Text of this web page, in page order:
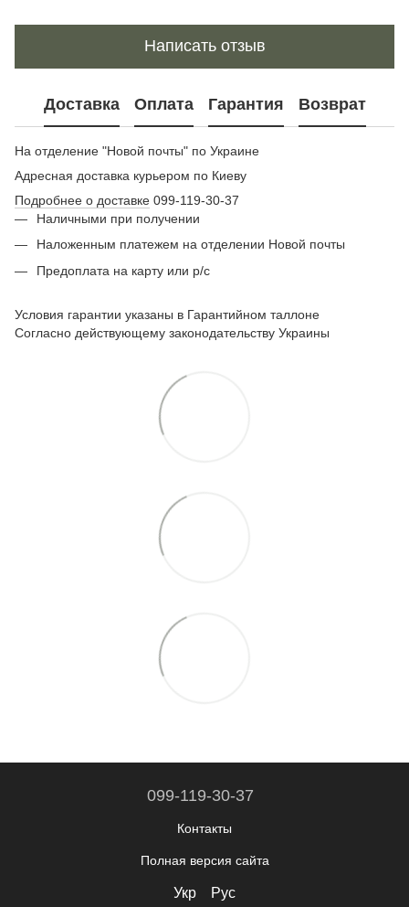
Написать отзыв
Доставка Оплата Гарантия Возврат
На отделение "Новой почты" по Украине
Адресная доставка курьером по Киеву
Подробнее о доставке 099-119-30-37
Наличными при получении
Наложенным платежем на отделении Новой почты
Предоплата на карту или р/с
Условия гарантии указаны в Гарантийном таллоне
Согласно действующему законодательству Украины
099-119-30-37
Контакты
Полная версия сайта
Укр Рус